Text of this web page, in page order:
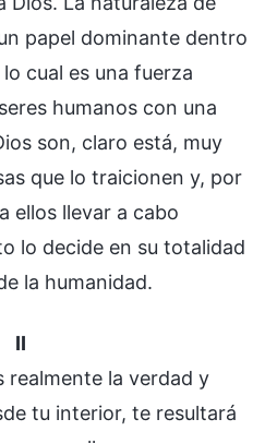
papel dominante dentro
cual es una fuerza
humanos con una
son, claro está, muy
que lo traicionen y, por
ellos llevar a cabo
lo decide en su totalidad
la humanidad.
II
realmente la verdad y
tu interior, te resultará